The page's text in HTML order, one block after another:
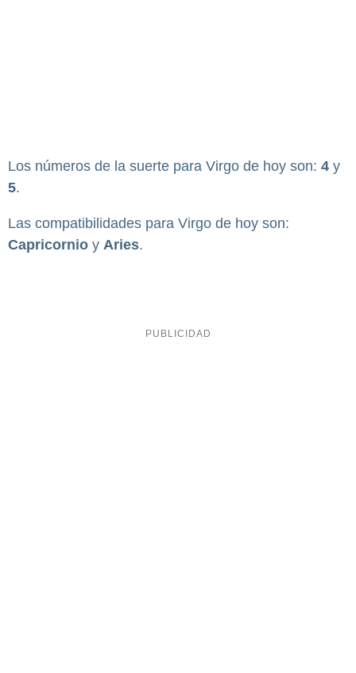
Los números de la suerte para Virgo de hoy son: 4 y
5.
Las compatibilidades para Virgo de hoy son:
Capricornio y Aries.